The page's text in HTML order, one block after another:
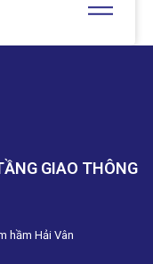
GIAO THÔNG
hầm Hải Vân